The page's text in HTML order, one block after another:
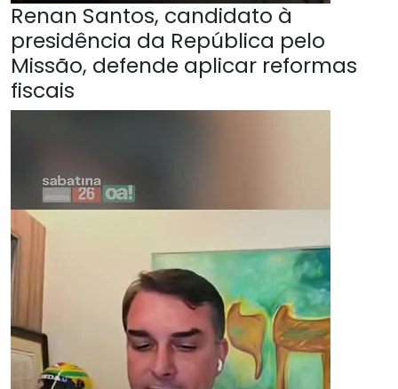
Renan Santos, candidato à
presidência da República pelo
Missão, defende aplicar reformas
fiscais